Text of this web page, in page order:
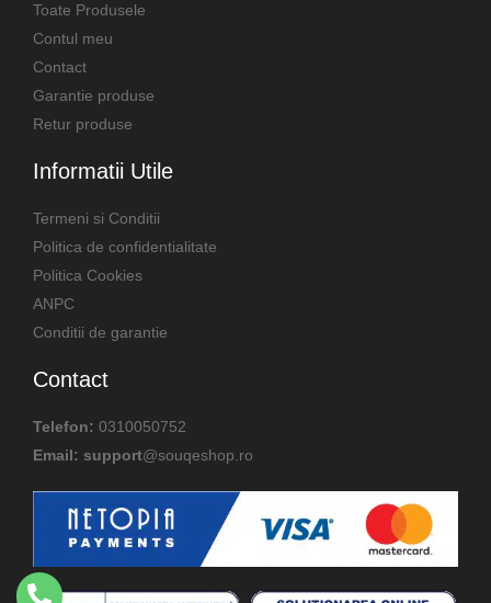
Toate Produsele
Contul meu
Contact
Garantie produse
Retur produse
Informatii Utile
Termeni si Conditii
Politica de confidentialitate
Politica Cookies
ANPC
Conditii de garantie
Contact
Telefon: 0310050752
Email: support@souqeshop.ro